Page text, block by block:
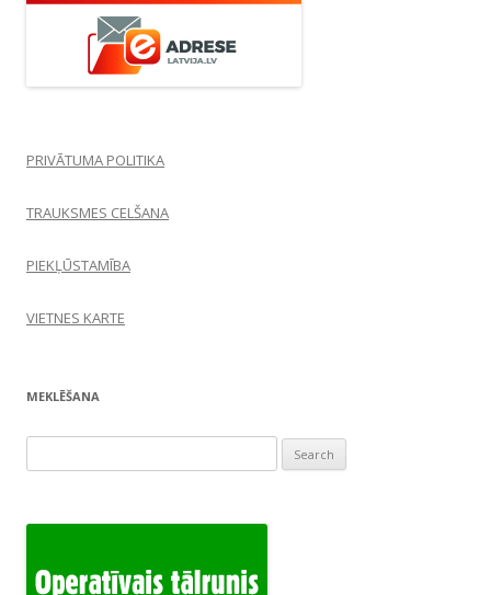
PRIVĀTUMA POLITIKA
TRAUKSMES CELŠANA
PIEKĻŪSTAMĪBA
VIETNES KARTE
MEKLĒŠANA
for: